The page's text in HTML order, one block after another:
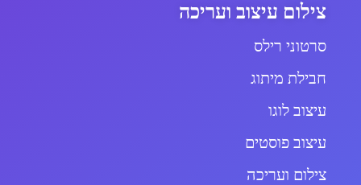
צילום עיצוב ועריכה
סרטוני רילס
חבילת מיתוג
עיצוב לוגו
עיצוב פוסטים
צילום ועריכה